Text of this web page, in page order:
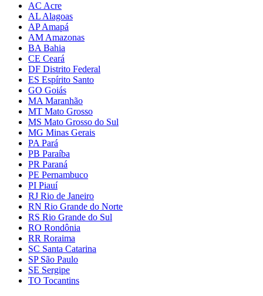
AC Acre
AL Alagoas
AP Amapá
AM Amazonas
BA Bahia
CE Ceará
DF Distrito Federal
ES Espírito Santo
GO Goiás
MA Maranhão
MT Mato Grosso
MS Mato Grosso do Sul
MG Minas Gerais
PA Pará
PB Paraíba
PR Paraná
PE Pernambuco
PI Piauí
RJ Rio de Janeiro
RN Rio Grande do Norte
RS Rio Grande do Sul
RO Rondônia
RR Roraima
SC Santa Catarina
SP São Paulo
SE Sergipe
TO Tocantins